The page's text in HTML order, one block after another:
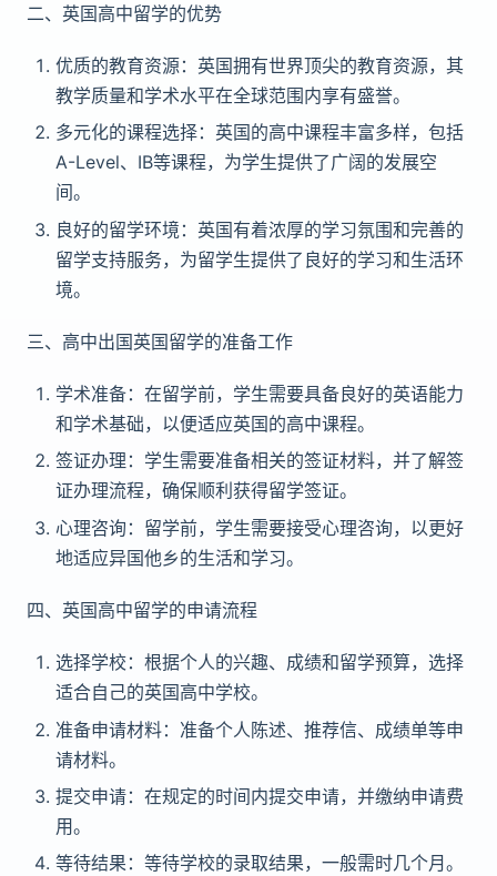
二、英国高中留学的优势
优质的教育资源：英国拥有世界顶尖的教育资源，其
教学质量和学术水平在全球范围内享有盛誉。
多元化的课程选择：英国的高中课程丰富多样，包括
A-Level、IB等课程，为学生提供了广阔的发展空
间。
良好的留学环境：英国有着浓厚的学习氛围和完善的
留学支持服务，为留学生提供了良好的学习和生活环
境。
三、高中出国英国留学的准备工作
学术准备：在留学前，学生需要具备良好的英语能力
和学术基础，以便适应英国的高中课程。
签证办理：学生需要准备相关的签证材料，并了解签
证办理流程，确保顺利获得留学签证。
心理咨询：留学前，学生需要接受心理咨询，以更好
地适应异国他乡的生活和学习。
四、英国高中留学的申请流程
选择学校：根据个人的兴趣、成绩和留学预算，选择
适合自己的英国高中学校。
准备申请材料：准备个人陈述、推荐信、成绩单等申
请材料。
提交申请：在规定的时间内提交申请，并缴纳申请费
用。
等待结果：等待学校的录取结果，一般需时几个月。